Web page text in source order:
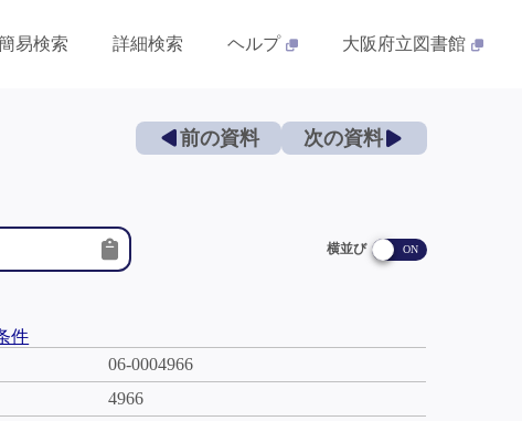
易検索 詳細検索 ヘルプ 大阪府立図書館
前の資料 次の資料
横並び
件
06-0004966
4966